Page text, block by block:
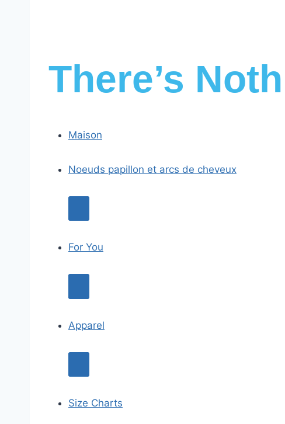
There’s
Maison
Noeuds papillon et arcs de cheveux
For You
Apparel
Size Charts